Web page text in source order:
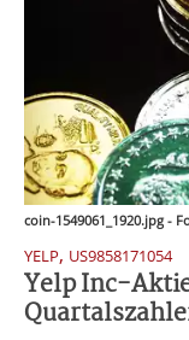
coin-1549061_1920.jpg -
YELP, US9858171054
Yelp Inc-